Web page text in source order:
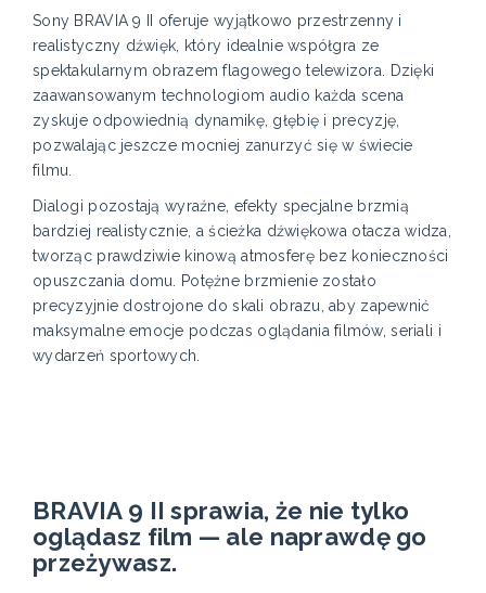
Sony BRAVIA 9 II oferuje wyjątkowo przestrzenny i
realistyczny dźwięk, który idealnie współgra ze
spektakularnym obrazem flagowego telewizora. Dzięki
zaawansowanym technologiom audio każda scena
zyskuje odpowiednią dynamikę, głębię i precyzję,
pozwalając jeszcze mocniej zanurzyć się w świecie
filmu.
Dialogi pozostają wyraźne, efekty specjalne brzmią
bardziej realistycznie, a ścieżka dźwiękowa otacza widza,
tworząc prawdziwie kinową atmosferę bez konieczności
opuszczania domu. Potężne brzmienie zostało
precyzyjnie dostrojone do skali obrazu, aby zapewnić
maksymalne emocje podczas oglądania filmów, seriali i
wydarzeń sportowych.
BRAVIA 9 II sprawia, że nie tylko
oglądasz film — ale naprawdę go
przeżywasz.